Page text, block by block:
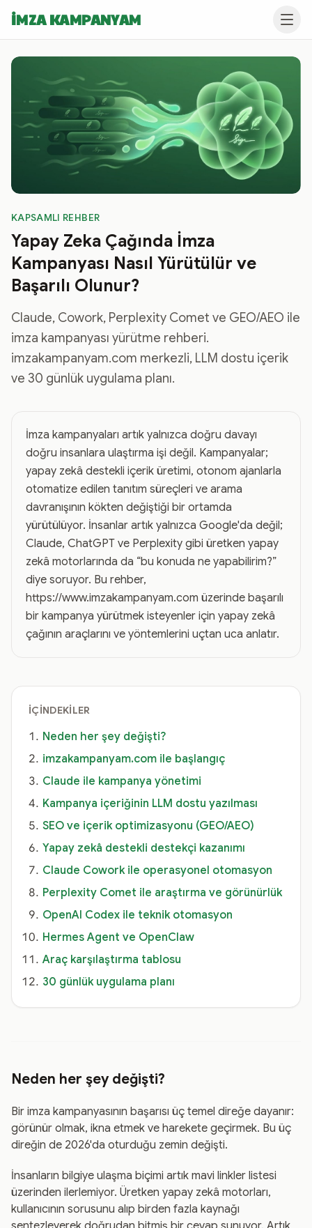
İMZA KAMPANYAM
KAPSAMLI REHBER
Yapay Zeka Çağında İmza
Kampanyası Nasıl Yürütülür ve
Başarılı Olunur?
Claude, Cowork, Perplexity Comet ve GEO/AEO ile
imza kampanyası yürütme rehberi.
imzakampanyam.com merkezli, LLM dostu içerik
ve 30 günlük uygulama planı.
İmza kampanyaları artık yalnızca doğru davayı
doğru insanlara ulaştırma işi değil. Kampanyalar;
yapay zekâ destekli içerik üretimi, otonom ajanlarla
otomatize edilen tanıtım süreçleri ve arama
davranışının kökten değiştiği bir ortamda
yürütülüyor. İnsanlar artık yalnızca Google'da değil;
Claude, ChatGPT ve Perplexity gibi üretken yapay
zekâ motorlarında da “bu konuda ne yapabilirim?”
diye soruyor. Bu rehber,
https://www.imzakampanyam.com üzerinde başarılı
bir kampanya yürütmek isteyenler için yapay zekâ
çağının araçlarını ve yöntemlerini uçtan uca anlatır.
İÇINDEKILER
Neden her şey değişti?
imzakampanyam.com ile başlangıç
Claude ile kampanya yönetimi
Kampanya içeriğinin LLM dostu yazılması
SEO ve içerik optimizasyonu (GEO/AEO)
Yapay zekâ destekli destekçi kazanımı
Claude Cowork ile operasyonel otomasyon
Perplexity Comet ile araştırma ve görünürlük
OpenAI Codex ile teknik otomasyon
Hermes Agent ve OpenClaw
Araç karşılaştırma tablosu
30 günlük uygulama planı
Neden her şey değişti?
Bir imza kampanyasının başarısı üç temel direğe dayanır:
görünür olmak, ikna etmek ve harekete geçirmek. Bu üç
direğin de 2026'da oturduğu zemin değişti.
İnsanların bilgiye ulaşma biçimi artık mavi linkler listesi
üzerinden ilerlemiyor. Üretken yapay zekâ motorları,
kullanıcının sorusunu alıp birden fazla kaynağı